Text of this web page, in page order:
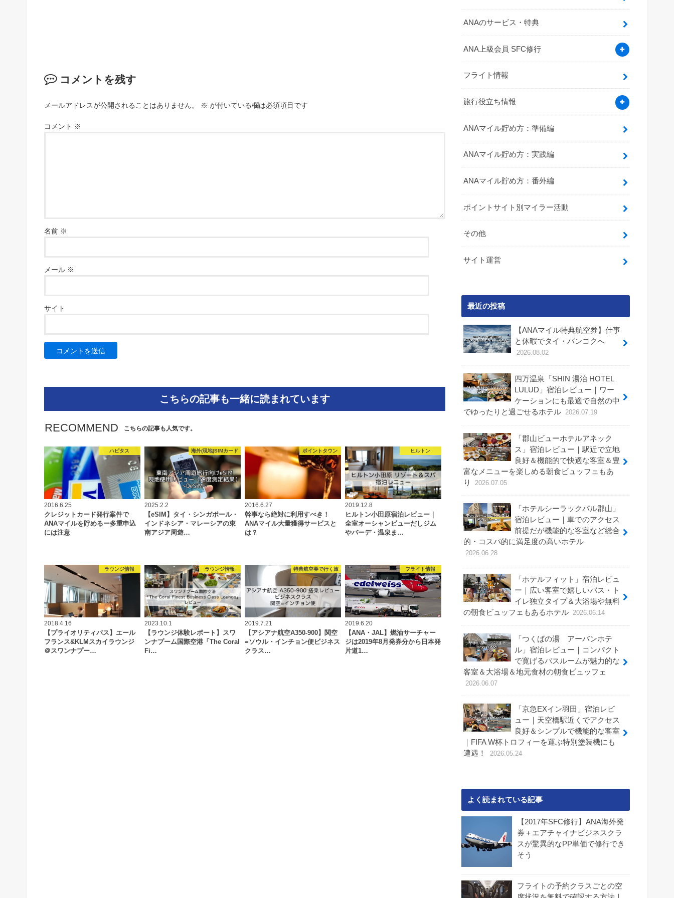
コメントを残す
メールアドレスが公開されることはありません。 ※ が付いている欄は必須項目です
コメント ※
名前 ※
メール ※
サイト
こちらの記事も一緒に読まれています
RECOMMEND こちらの記事も人気です。
ハピタス
2016.6.25
クレジットカード発行案件で
ANAマイルを貯めるー多重申込
には注意
海外(現地)SIMカード
2025.2.2
【eSIM】タイ・シンガポール・
インドネシア・マレーシアの東
南アジア周遊…
ポイントタウン
2016.6.27
幹事なら絶対に利用すべき！
ANAマイル大量獲得サービスと
は？
ヒルトン
2019.12.8
ヒルトン小田原宿泊レビュー｜
全室オーシャンビューだしジム
やバーデ・温泉ま…
ラウンジ情報
2018.4.16
【プライオリティパス】エール
フランス&KLMスカイラウンジ
＠スワンナプー…
ラウンジ情報
2023.10.1
【ラウンジ体験レポート】スワ
ンナプーム国際空港「The Coral
Fi…
特典航空券で行く旅
2019.7.21
【アシアナ航空A350-900】関空
=ソウル・インチョン便ビジネス
クラス…
フライト情報
2019.6.20
【ANA・JAL】燃油サーチャー
ジは2019年8月発券分から日本発
片道1…
ANAのサービス・特典
ANA上級会員 SFC修行
フライト情報
旅行役立ち情報
ANAマイル貯め方：準備編
ANAマイル貯め方：実践編
ANAマイル貯め方：番外編
ポイントサイト別マイラー活動
その他
サイト運営
最近の投稿
【ANAマイル特典航空券】仕事
と休暇でタイ・バンコクへ
2026.08.02
四万温泉「SHIN 湯治 HOTEL
LULUD」宿泊レビュー｜ワー
ケーションにも最適で自然の中
でゆったりと過ごせるホテル 2026.07.19
「郡山ビューホテルアネック
ス」宿泊レビュー｜駅近で立地
良好＆機能的で快適な客室＆豊
富なメニューを楽しめる朝食ビュッフェもあ
り
2026.07.05
「ホテルシーラックパル郡山」
宿泊レビュー｜車でのアクセス
前提だが機能的な客室など総合
的・コスパ的に満足度の高いホテル
2026.06.28
「ホテルフィット」宿泊レビュ
ー｜広い客室で嬉しいバス・ト
イレ独立タイプ＆大浴場や無料
の朝食ビュッフェもあるホテル 2026.06.14
「つくばの湯 アーバンホテ
ル」宿泊レビュー｜コンパクト
で寛げるバスルームが魅力的な
客室＆大浴場＆地元食材の朝食ビュッフェ
2026.06.07
「京急EXイン羽田」宿泊レビ
ュー｜天空橋駅近くでアクセス
良好＆シンプルで機能的な客室
｜FIFA W杯トロフィーを運ぶ特別塗装機にも
遭遇！
2026.05.24
よく読まれている記事
【2017年SFC修行】ANA海外発
券＋エアチャイナビジネスクラ
スが驚異的なPP単価で修行でき
そう
フライトの予約クラスごとの空